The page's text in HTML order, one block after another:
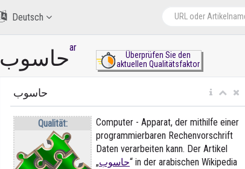
Deutsch
حاسوبar
Überprüfen Sie den
aktuellen Qualitätsfaktor
حاسوب
Qualität:
Computer - Apparat, der mithilfe einer
programmierbaren Rechenvorschrift
Daten verarbeiten kann. Der Artikel
„حاسوب“ in der arabischen Wikipedia